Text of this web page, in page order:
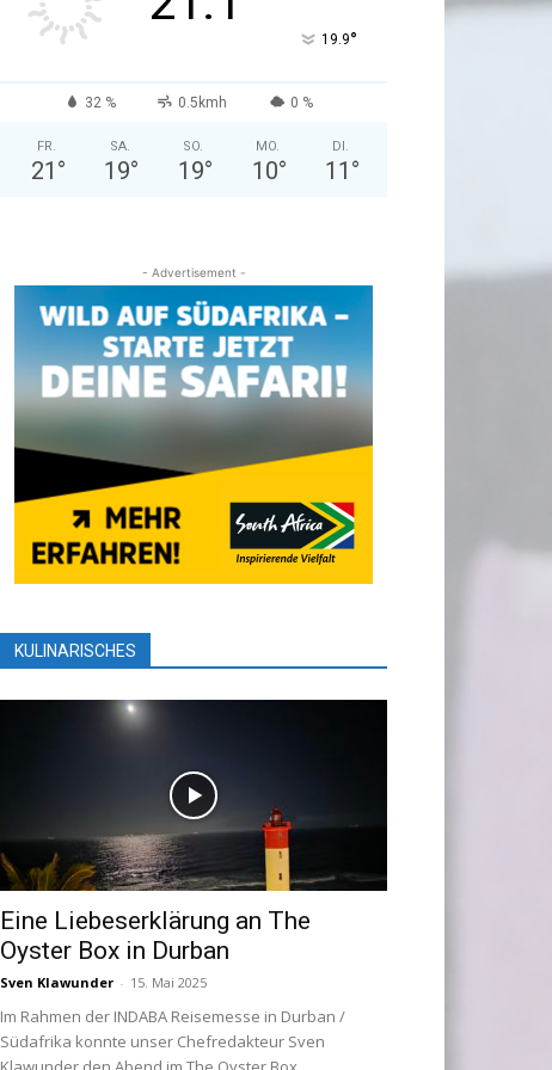
19.9°
32 % 0.5kmh 0 %
FR.
21 °
SA.
19°
SO.
19°
MO.
10°
DI.
11 °
- Advertisement -
KULINARISCHES
Eine Liebeserklärung an The
Oyster Box in Durban
Sven Klawunder - 15. Mai 2025
Im Rahmen der INDABA Reisemesse in Durban /
Südafrika konnte unser Chefredakteur Sven